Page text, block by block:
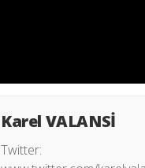
Karel VALANSİ
Twitter: